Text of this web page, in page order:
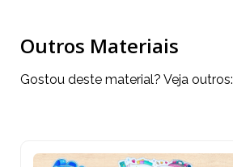
Outros Materiais
Gostou deste material? Veja outros: